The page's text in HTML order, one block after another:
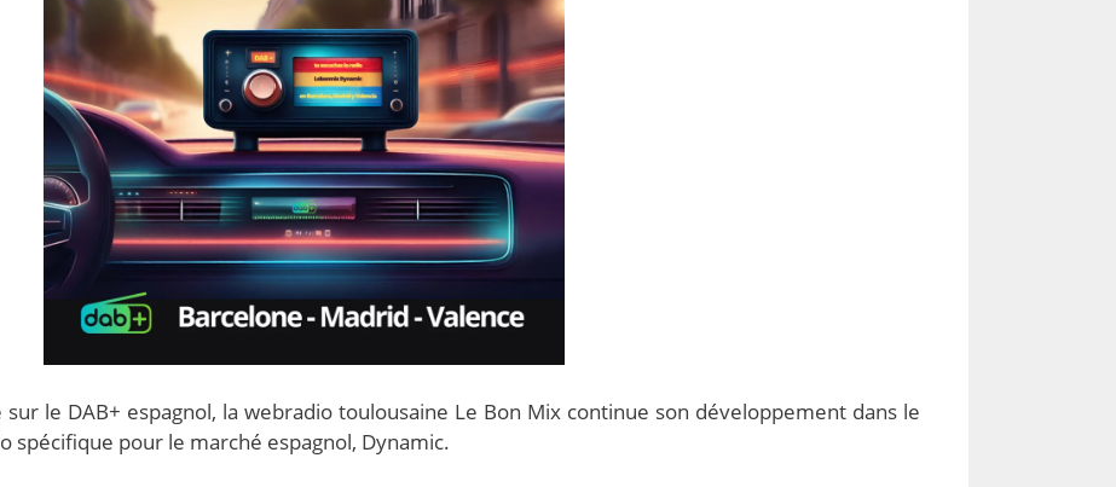
le DAB+ espagnol, la webradio toulousaine Le Bon Mix continue son développement dans le
spécifique pour le marché espagnol, Dynamic.